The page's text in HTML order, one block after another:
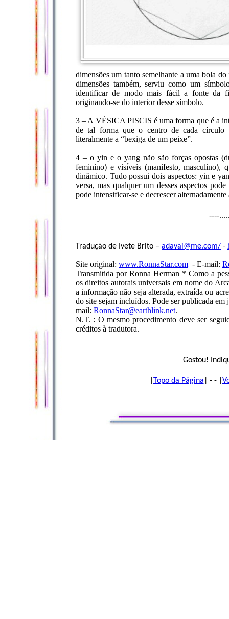
dimensões um tanto semelhante a uma bola
dimensões também, serviu como um
identificar de modo mais fácil a fonte da
originando-se do interior desse símbolo.
3 – A VÉSICA PISCIS é uma forma que é a
de tal forma que o centro de cada círculo
literalmente a “bexiga de um peixe”.
4 – o yin e o yang não são forças opostas
feminino) e visíveis (manifesto, masculino),
dinâmico. Tudo possui dois aspectos: yin e
versa, mas qualquer um desses aspectos
pode intensificar-se e decrescer
----
Tradução de Ivete Brito – adavai@me.com/ -
Site original: www.RonnaStar.com - E-mail:
Transmitida por Ronna Herman * Como a
os direitos autorais universais em nome do
a informação não seja alterada, extraída ou
do site sejam incluídos. Pode ser publicada
mail: RonnaStar@earthlink.net.
N.T. : O mesmo procedimento deve ser
créditos à tradutora.
Gostou!
Topo da Página | - - |